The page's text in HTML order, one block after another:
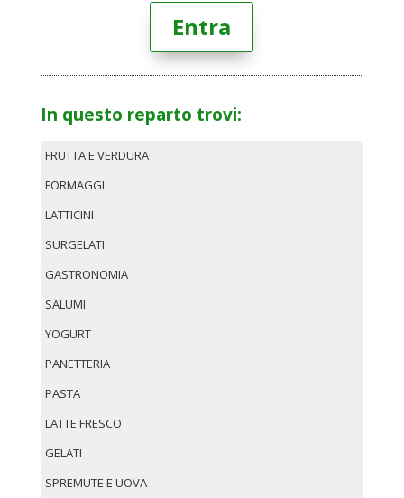
Entra
In questo reparto trovi:
FRUTTA E VERDURA
FORMAGGI
LATTICINI
SURGELATI
GASTRONOMIA
SALUMI
YOGURT
PANETTERIA
PASTA
LATTE FRESCO
GELATI
SPREMUTE E UOVA